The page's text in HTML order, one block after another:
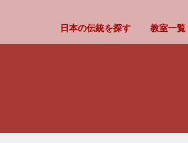
日本の伝統を探す 教室一覧